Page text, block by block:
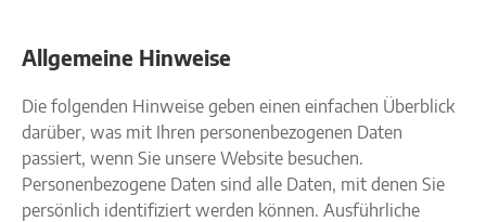
Allgemeine Hinweise
Die folgenden Hinweise geben einen einfachen Überblick
darüber, was mit Ihren personenbezogenen Daten
passiert, wenn Sie unsere Website besuchen.
Personenbezogene Daten sind alle Daten, mit denen Sie
persönlich identifiziert werden können. Ausführliche